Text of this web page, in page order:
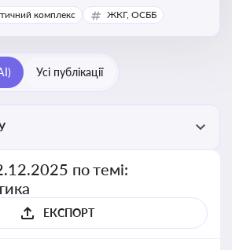
Україні, що є важливою для
економіки підприємств та
комплекс ЖКГ, ОСББ
Усі публікації
по темі:
ЕКСПОРТ